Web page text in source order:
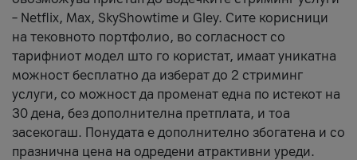
– Netflix, Max, SkyShowtime и Gley. Сите корисници
на тековното портфолио, во согласност со
тарифниот модел што го користат, имаат уникатна
можност бесплатно да изберат до 2 стриминг
услуги, со можност да променат една по истекот на
30 дена, без дополнителна претплата, и тоа
засекогаш. Понудата е дополнително збогатена и со
празнична цена на одредени атрактивни уреди.